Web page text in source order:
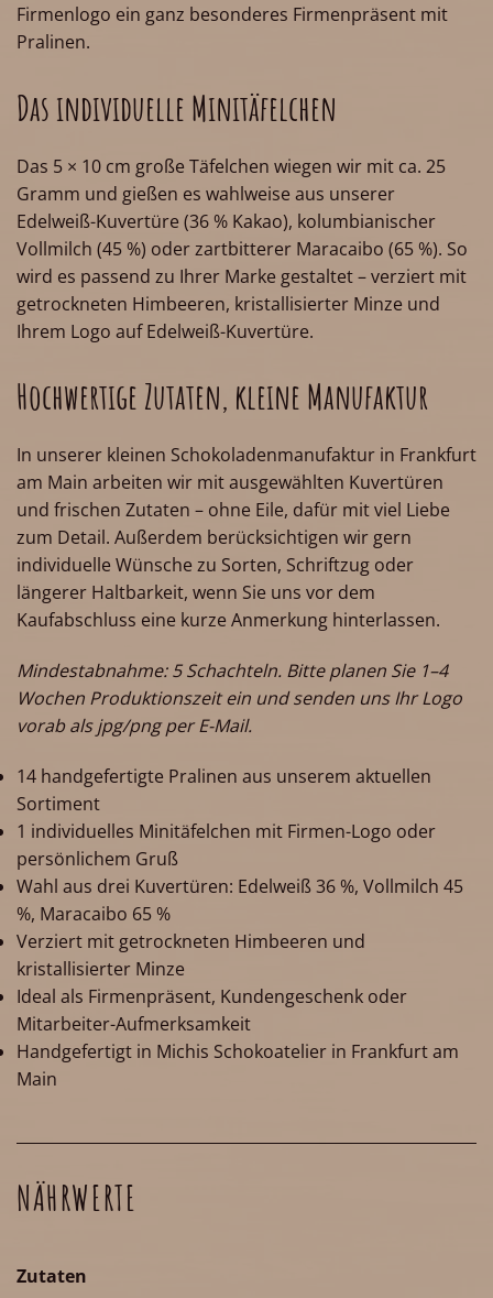
Firmenlogo ein ganz besonderes Firmenpräsent mit
Pralinen.
Das individuelle Minitäfelchen
Das 5 × 10 cm große Täfelchen wiegen wir mit ca. 25
Gramm und gießen es wahlweise aus unserer
Edelweiß-Kuvertüre (36 % Kakao), kolumbianischer
Vollmilch (45 %) oder zartbitterer Maracaibo (65 %). So
wird es passend zu Ihrer Marke gestaltet – verziert mit
getrockneten Himbeeren, kristallisierter Minze und
Ihrem Logo auf Edelweiß-Kuvertüre.
Hochwertige Zutaten, kleine Manufaktur
In unserer kleinen Schokoladenmanufaktur in Frankfurt
am Main arbeiten wir mit ausgewählten Kuvertüren
und frischen Zutaten – ohne Eile, dafür mit viel Liebe
zum Detail. Außerdem berücksichtigen wir gern
individuelle Wünsche zu Sorten, Schriftzug oder
längerer Haltbarkeit, wenn Sie uns vor dem
Kaufabschluss eine kurze Anmerkung hinterlassen.
Mindestabnahme: 5 Schachteln. Bitte planen Sie 1–4
Wochen Produktionszeit ein und senden uns Ihr Logo
vorab als jpg/png per E-Mail.
14 handgefertigte Pralinen aus unserem aktuellen
Sortiment
1 individuelles Minitäfelchen mit Firmen-Logo oder
persönlichem Gruß
Wahl aus drei Kuvertüren: Edelweiß 36 %, Vollmilch 45
%, Maracaibo 65 %
Verziert mit getrockneten Himbeeren und
kristallisierter Minze
Ideal als Firmenpräsent, Kundengeschenk oder
Mitarbeiter-Aufmerksamkeit
Handgefertigt in Michis Schokoatelier in Frankfurt am
Main
NÄHRWERTE
Zutaten